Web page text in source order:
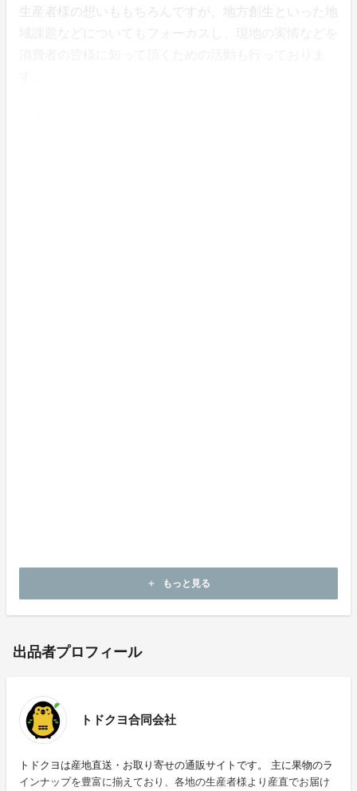
生産者様の想いももちろんですが、地方創生といった地
マンゴーのお取り寄せおすすめ人気ランキング
add もっと見る
出品者プロフィール
トドクヨ合同会社
トドクヨは産地直送・お取り寄せの通販サイトです。 主に果物のラ
インナップを豊富に揃えており、各地の生産者様より産直でお届け